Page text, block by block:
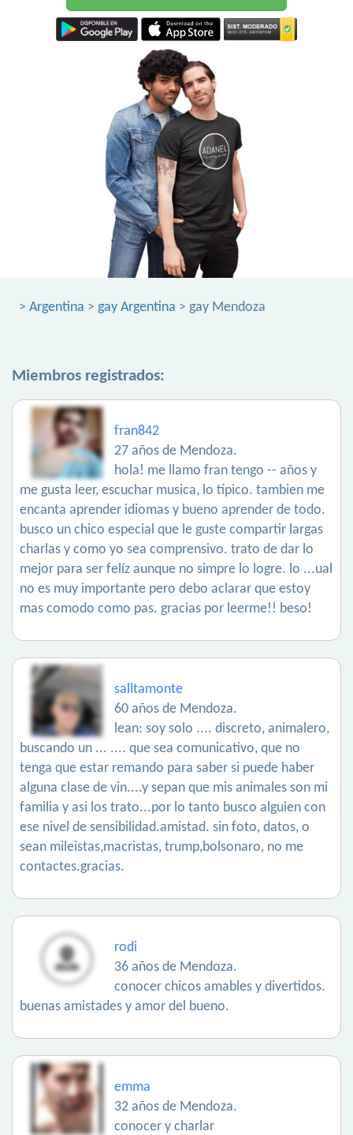
> Argentina > gay Argentina > gay Mendoza
Miembros registrados:
fran842
27 años de Mendoza.
hola! me llamo fran tengo -- años y
me gusta leer, escuchar musica, lo típico. tambien me
encanta aprender idiomas y bueno aprender de todo.
busco un chico especial que le guste compartir largas
charlas y como yo sea comprensivo. trato de dar lo
mejor para ser felíz aunque no simpre lo logre. lo ...ual
no es muy importante pero debo aclarar que estoy
mas comodo como pas. gracias por leerme!! beso!
salltamonte
60 años de Mendoza.
lean: soy solo .... discreto, animalero,
buscando un ... .... que sea comunicativo, que no
tenga que estar remando para saber si puede haber
alguna clase de vin....y sepan que mis animales son mi
familia y asi los trato...por lo tanto busco alguien con
ese nivel de sensibilidad.amistad. sin foto, datos, o
sean mileistas,macristas, trump,bolsonaro, no me
contactes.gracias.
rodi
36 años de Mendoza.
conocer chicos amables y divertidos.
buenas amistades y amor del bueno.
emma
32 años de Mendoza.
conocer y charlar